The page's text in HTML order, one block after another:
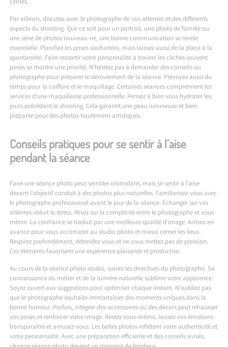
cernes.
Par ailleurs, discutez avec le photographe de vos attentes et des différents
aspects du shooting. Que ce soit pour un portrait, une photo de famille ou
une série de photos nouveau-né, une bonne communication se révèle
essentielle. Planifiez les poses souhaitées, mais laissez aussi de la place à la
spontanéité. Faire ressortir votre personnalité à travers les clichés souvent
posés se montre une priorité. N’hésitez pas à demander des conseils au
photographe pour préparer le déroulement de la séance. Prévoyez aussi du
temps pour la coiffure et le maquillage. Certaines séances comprennent les
services d’une maquilleuse professionnelle. Pensez à bien vous hydrater les
jours précédant le shooting. Cela garantit une peau lumineuse et bien
préparée pour des photos hautement artistiques.
Conseils pratiques pour se sentir à l’aise
pendant la séance
Faire une séance photo peut sembler intimidant, mais se sentir à l’aise
devant l’objectif conduit à des photos plus naturelles. Familiarisez-vous avec
le photographe professionnel avant le jour de la séance. Échanger sur vos
attentes réduit le stress. Misez sur la complicité entre le photographe et vous-
même. La confiance se traduit par une meilleure qualité d’image. Arrivez en
avance pour vous acclimater au studio photo et mieux cerner les lieux.
Respirez profondément, détendez-vous et ne vous mettez pas de pression.
Ces éléments favorisent une expérience plaisante et productive.
Au cours de la séance photo studio, suivez les directives du photographe. Sa
connaissance du métier et de la lumière naturelle sublime votre apparence.
Soyez ouvert aux suggestions pour optimiser chaque instant. N’oubliez pas
que le photographe souhaite immortaliser des moments uniques dans la
bonne humeur. Parfois, intégrer des accessoires ou des décors peut rehausser
vos poses et renforcer votre image. Restez vous-même, laissez vos émotions
transparaître et amusez-vous. Les belles photos reflètent votre authenticité et
votre personnalité. Avec une préparation efficiente et des conseils avisés,